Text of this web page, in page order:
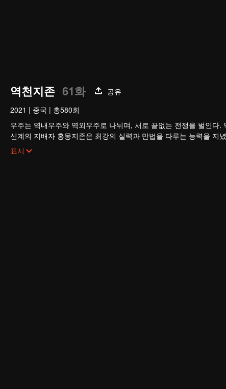
역천지존 61화
공유
2021 | 중국 | 총580회
우주는 역내우주와 역외우주로 나뉘며, 서로 끝없는 전쟁을 벌인다
신계의 지배자 홍몽지존은 최강의 실력과 만법을 다루는 능력을 지
지존의 배신으로 목숨을 잃고, 만세윤회의 저주까지 받는다. 가족
그는 윤회할 때마다 멸문을 당하다가 마지막 생에서 담운으로 환생한
망월진 담가의 도련님 담운은 혼례 당일 약혼녀의 불륜을 목격하고
표시